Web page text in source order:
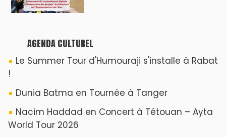
AGENDA CULTUREL
Le Summer Tour d'Humouraji s'installe à Rabat
!
Dunia Batma en Tournée à Tanger
Nacim Haddad en Concert à Tétouan – Ayta
World Tour 2026